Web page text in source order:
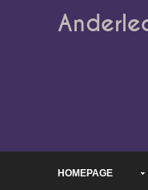
HOMEPAGE